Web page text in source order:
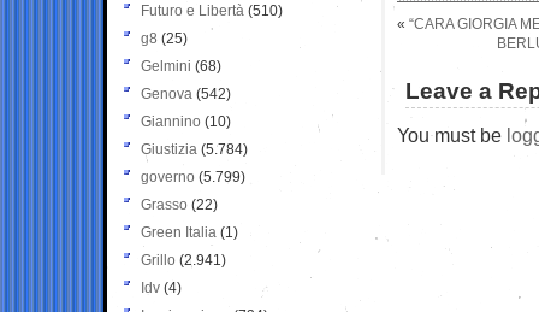
« “CARA GIORGIA
Leave a
You must be
Futuro e Libertà (510)
g8 (25)
Gelmini (68)
Genova (542)
Giannino (10)
Giustizia (5.784)
governo (5.799)
Grasso (22)
Green Italia (1)
Grillo (2.941)
Idv (4)